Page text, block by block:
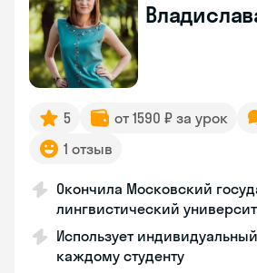
5 от 1590 ₽ за урок
1 отзыв
Окончила Московский
лингвистический
Использует
каждому студенту